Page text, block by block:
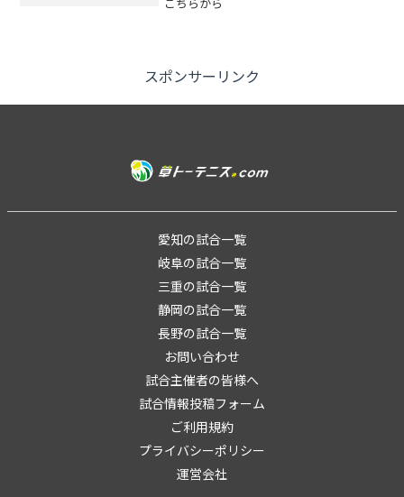
スポンサーリンク
愛知の試合一覧
岐阜の試合一覧
三重の試合一覧
静岡の試合一覧
長野の試合一覧
お問い合わせ
試合主催者の皆様へ
試合情報投稿フォーム
ご利用規約
プライバシーポリシー
運営会社